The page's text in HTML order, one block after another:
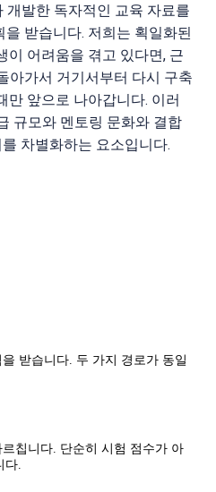
개발한 독자적인 교육 자료를
받습니다. 저희는 획일화된
이 어려움을 겪고 있다면, 근
아가서 거기서부터 다시 구축
만 앞으로 나아갑니다. 이러
규모와 멘토링 문화와 결합
차별화하는 요소입니다.
받습니다. 두 가지 경로가 동일
칩니다. 단순히 시험 점수가 아
다.